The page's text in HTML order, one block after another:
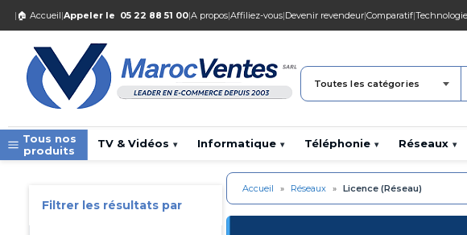
| 🏠 Accueil|Appeler le 05 22 88 51 00|A propos|Affiliez-vous|Devenir revendeur|Comparatif|Technologie
Toutes les catégories
Tous nos
produits
TV & Vidéos ▾ Informatique ▾ Téléphonie ▾ Réseaux ▾
Filtrer les résultats par
Accueil » Réseaux » Licence (Réseau)